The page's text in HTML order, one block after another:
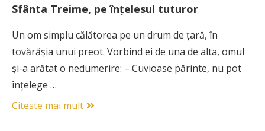
Sfânta Treime, pe înțelesul tuturor
Un om simplu călătorea pe un drum de ţară, în
tovărăşia unui preot. Vorbind ei de una de alta, omul
şi-a arătat o nedumerire: – Cuvioase părinte, nu pot
înţelege …
Citeste mai mult